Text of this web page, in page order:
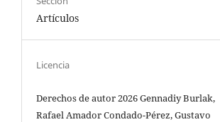
Artículos
Licencia
Derechos de autor 2026 Gennadiy Burlak,
Rafael Amador Condado-Pérez, Gustavo